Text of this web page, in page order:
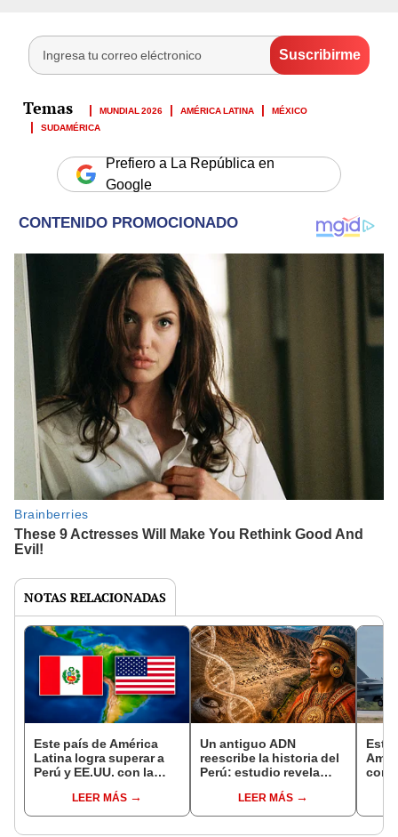
MUNDIAL 2026 AMÉRICA LATINA
MÉXICO
SUDAMÉRICA
Prefiero a La República en
Google
NOTAS RELACIONADAS
Este país de América
Latina logra superar a
Perú y EE.UU. con la
del mundo: la respuesta
te sorprenderá
LEER MÁS
Un antiguo ADN
reescribe la historia del
Perú: estudio revela
de más de 700 km siglos
antes de los incas
LEER MÁS
Este
2030